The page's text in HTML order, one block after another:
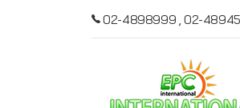
02-4898999 ,02-